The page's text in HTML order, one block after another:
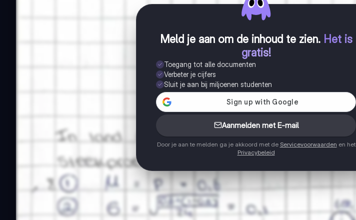
Meld je aan om de inhoud te zien. Het is
gratis!
Toegang tot alle documenten
Verbeter je cijfers
Sluit je aan bij miljoenen studenten
Aanmelden met E-mail
Door je aan te melden ga je akkoord met de Servicevoorwaarden en het
Privacybeleid